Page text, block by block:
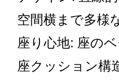
空間横まで多様
座り心地: 座の
座クッション構